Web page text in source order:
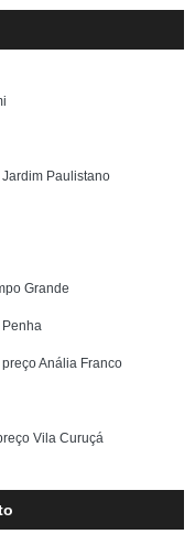
Paulistano
Grande
Anália Franco
Vila Curuçá